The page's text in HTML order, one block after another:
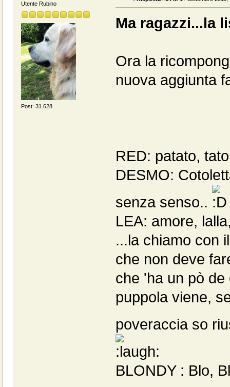
Utente Rubino
Post: 31.628
Ma ragazzi...la
Ora la
nuova aggiunta
RED: patato,
DESMO:
senza senso..
LEA: amore,
...la chiamo con
che non deve
che 'ha un pò
puppola viene,
poveraccia so
BLONDY : Blo,